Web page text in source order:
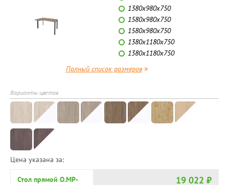
1380х980х750
1580х980х750
1580х980х750
1380х1180х750
1380х1180х750
Полный список размеров»
Варианты цветов
Цена указана за:
Стол прямой O.MP-
19 022 ₽